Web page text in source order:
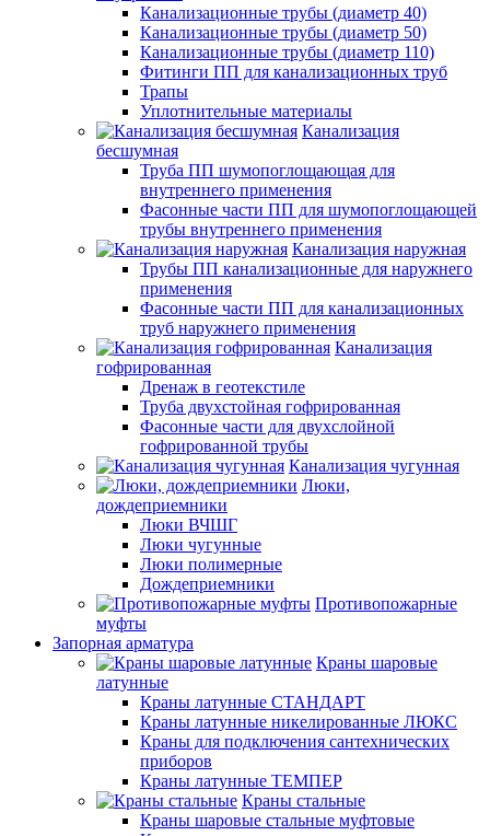
Канализационные трубы (диаметр 40)
Канализационные трубы (диаметр 50)
Канализационные трубы (диаметр 110)
Фитинги ПП для канализационных труб
Трапы
Уплотнительные материалы
Канализация
бесшумная
Труба ПП шумопоглощающая для
внутреннего применения
Фасонные части ПП для шумопоглощающей
трубы внутреннего применения
Канализация наружная
Трубы ПП канализационные для наружнего
применения
Фасонные части ПП для канализационных
труб наружнего применения
Канализация
гофрированная
Дренаж в геотекстиле
Труба двухстойная гофрированная
Фасонные части для двухслойной
гофрированной трубы
Канализация чугунная
Люки,
дождеприемники
Люки ВЧШГ
Люки чугунные
Люки полимерные
Дождеприемники
Противопожарные
муфты
Запорная арматура
Краны шаровые
латунные
Краны латунные СТАНДАРТ
Краны латунные никелированные ЛЮКС
Краны для подключения сантехнических
приборов
Краны латунные ТЕМПЕР
Краны стальные
Краны шаровые стальные муфтовые